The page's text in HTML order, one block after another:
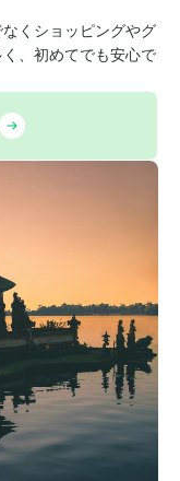
くショッピングやグ
、初めてでも安心で